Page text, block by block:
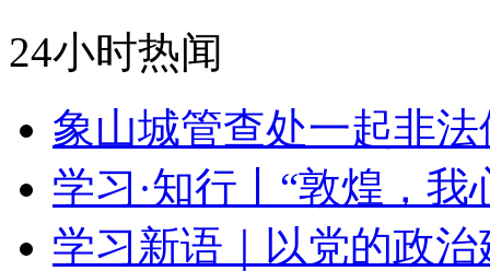
24小时热闻
象山城管查处一起非
学习·知行丨“敦煌，我
学习新语｜以党的政